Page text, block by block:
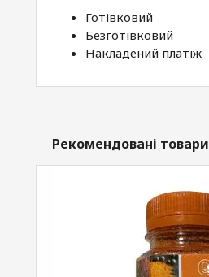
Готівковий
Безготівковий
Накладений платіж
Рекомендовані товари